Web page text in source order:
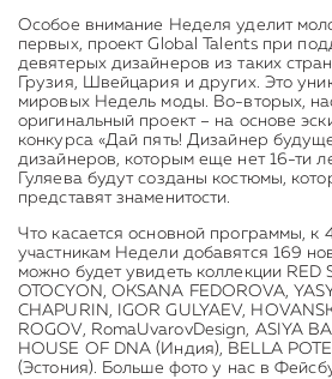
Особое внимание Неделя уделит
первых, проект Global Talents при
девятерых дизайнеров из таких
Грузия, Швейцария и других. Это
мировых Недель моды. Во-вторых,
оригинальный проект – на основе
конкурса «Дай пять! Дизайнер
дизайнеров, которым еще нет 16-ти
Гуляева будут созданы костюмы,
представят знаменитости.
Что касается основной программы, к
участникам Недели добавятся 169
можно будет увидеть коллекции RED
OTOCYON, OKSANA FEDOROVA,
CHAPURIN, IGOR GULYAEV,
ROGOV, RomaUvarovDesign, ASIYA
HOUSE OF DNA (Индия), BELLA
(Эстония). Больше фото у нас в